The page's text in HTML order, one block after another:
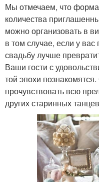
Мы отмечаем, что
количества
можно организовать в
в том случае, если у
свадьбу лучше
Ваши гости с
той эпохи
прочувствовать всю
других старинных